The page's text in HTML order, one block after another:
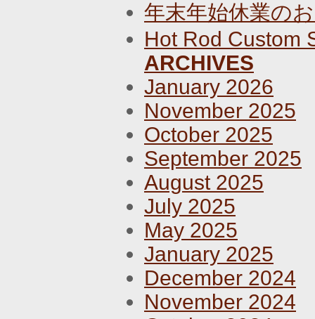
年末年始休業の
Hot Rod Custom
ARCHIVES
January 2026
November 2025
October 2025
September 2025
August 2025
July 2025
May 2025
January 2025
December 2024
November 2024